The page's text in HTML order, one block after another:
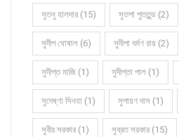
সুতনু হালদার (15) সুতপা পুততুন্ড (2)
সুদীপ ঘোষাল (6) সুদীপা বর্মণ রায় (2)
সুদীপ্ত মাজি (1) সুদীপ্তা পাল (1)
সুদেষ্ণা সিনহা (1) সুপায়ণ দাস (1)
সুবীর সরকার (1) সুব্রত সরকার (15)